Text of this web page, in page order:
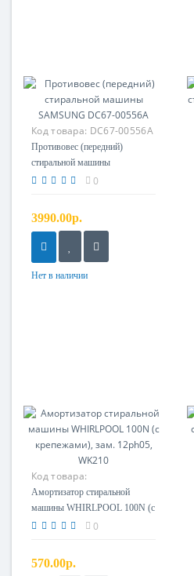
Код товара: DC67-00556A
Противовес (передний)
стиральной машины
SAMSUNG DC67-00556A
0
3990.00р.
Нет в наличии
Код товара:
481252918038
Амортизатор стиральной
машины WHIRLPOOL 100N (с
крепежами), зам. 12ph05,
0
570.00р.